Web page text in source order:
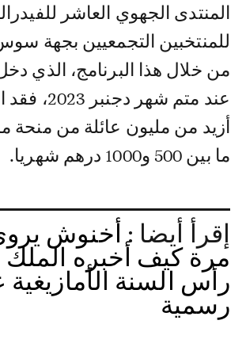
المنتدى الجهوي العاشر
للمنتخبين التجمعيين بجهة
من خلال هذا البرنامج، الذي
عند متم شهر
أزيد من مليون عائلة من منحة
ما بين 500 و1000 درهم شهريا.
إقرأ أيضا :أخنوش
مرة كيف أخبره الملك
رأس السنة
رسمية